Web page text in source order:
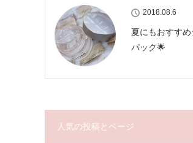
2018.08.6
夏にもおすす
パック🌟
人気の投稿とページ